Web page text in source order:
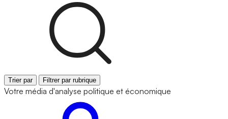
Trier par Filtrer par rubrique
Votre média d'analyse politique et économique